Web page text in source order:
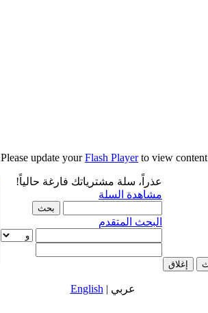
Please update yourFlash Playerto view content.
عذراً، سلة مشترياتك فارغة حالياً!
مشاهدة السلة
البحث المتقدم
عربي | English